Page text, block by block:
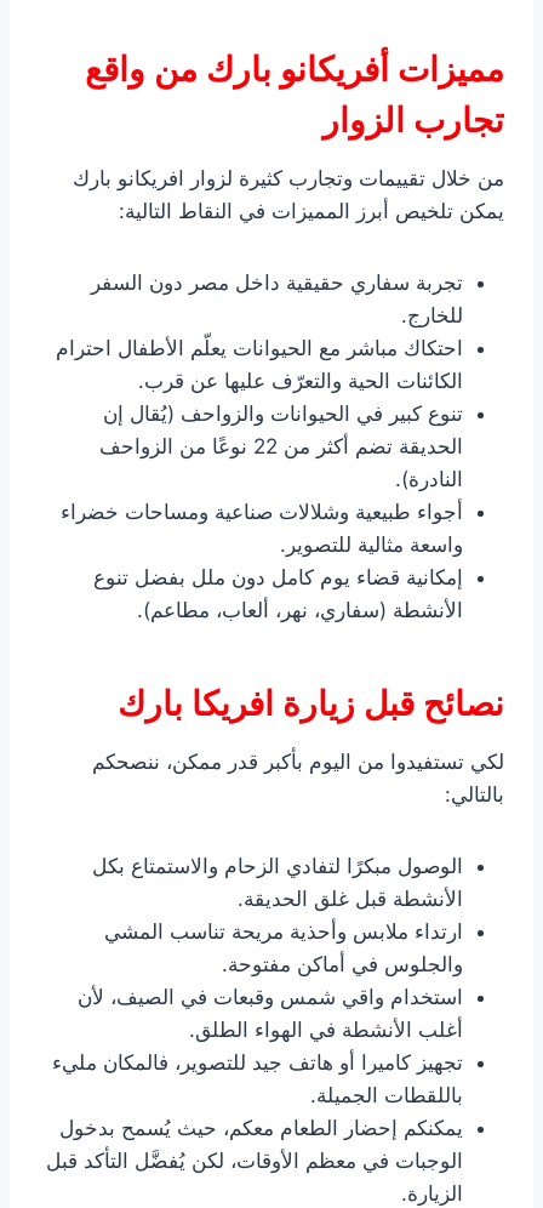
مميزات أفريكانو بارك من واقع
تجارب الزوار
من خلال تقييمات وتجارب كثيرة لزوار افريكانو بارك
يمكن تلخيص أبرز المميزات في النقاط التالية:
تجربة سفاري حقيقية داخل مصر دون السفر
للخارج.
احتكاك مباشر مع الحيوانات يعلّم الأطفال احترام
الكائنات الحية والتعرّف عليها عن قرب.
تنوع كبير في الحيوانات والزواحف (يُقال إن
الحديقة تضم أكثر من 22 نوعًا من الزواحف
النادرة).
أجواء طبيعية وشلالات صناعية ومساحات خضراء
واسعة مثالية للتصوير.
إمكانية قضاء يوم كامل دون ملل بفضل تنوع
الأنشطة (سفاري، نهر، ألعاب، مطاعم).
نصائح قبل زيارة افريكا بارك
لكي تستفيدوا من اليوم بأكبر قدر ممكن، ننصحكم
بالتالي:
الوصول مبكرًا لتفادي الزحام والاستمتاع بكل
الأنشطة قبل غلق الحديقة.
ارتداء ملابس وأحذية مريحة تناسب المشي
والجلوس في أماكن مفتوحة.
استخدام واقي شمس وقبعات في الصيف، لأن
أغلب الأنشطة في الهواء الطلق.
تجهيز كاميرا أو هاتف جيد للتصوير، فالمكان مليء
باللقطات الجميلة.
يمكنكم إحضار الطعام معكم، حيث يُسمح بدخول
الوجبات في معظم الأوقات، لكن يُفضَّل التأكد قبل
الزيارة.